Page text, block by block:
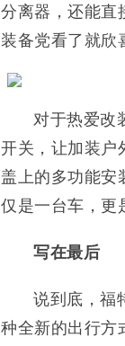
分离器，还能直
装备党看了就欣
对于热爱改
开关，让加装户
盖上的多功能安
仅是一台车，更
写在最后
说到底，福
种全新的出行方